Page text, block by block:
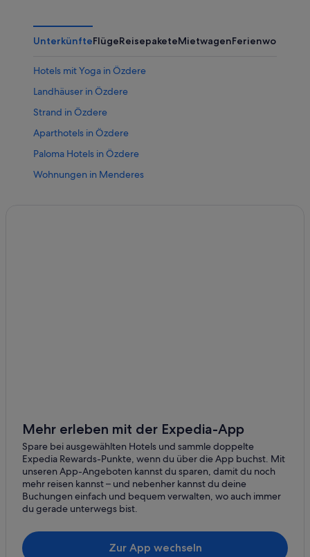
UnterkünfteFlügeReisepaketeMietwagen
Hotels mit Yoga in Özdere
Landhäuser in Özdere
Strand in Özdere
Aparthotels in Özdere
Paloma Hotels in Özdere
Wohnungen in Menderes
Hotels mit Meerblick in Özdere
Campingplätze in Özdere
3-Sterne-Hotels in Özdere
Hotels mit Fitnessbereich in Özdere
Boutique- in Özdere
Mehr erleben mit der Expedia-App
Spare bei ausgewählten Hotels und sammle doppelte
Expedia Rewards-Punkte, wenn du über die App buchst. Mit
unseren App-Angeboten kannst du sparen, damit du noch
mehr reisen kannst – und nebenher kannst du deine
Buchungen einfach und bequem verwalten, wo auch immer
du gerade unterwegs bist.
Zur App wechseln